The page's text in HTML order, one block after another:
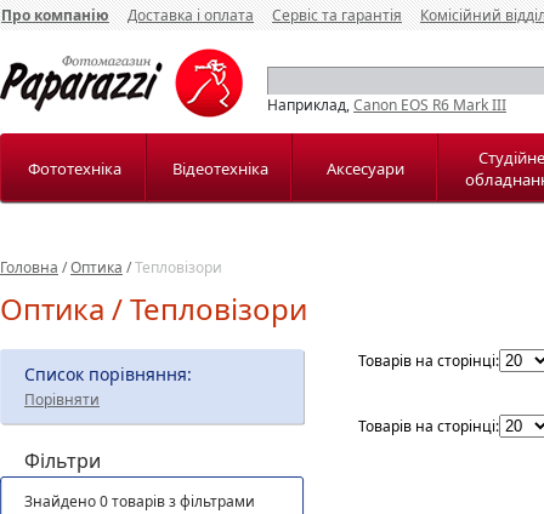
Про компанію Доставка і оплата Сервіс та гарантія Комісійний
Наприклад,Canon EOS R6 Mark III
Фототехніка Відеотехніка Аксесуари
Студійне
Головна /Оптика /Тепловізори
Оптика / Тепловізори
Список порівняння:
Порівняти
Фільтри
Знайдено 0 товарів з фільтрами
Товарів на сторінці:
Товарів на сторінці: